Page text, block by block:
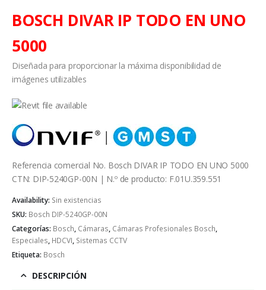
BOSCH DIVAR IP TODO EN UNO
5000
Diseñada para proporcionar la máxima disponibilidad de
imágenes utilizables
Referencia comercial No. Bosch DIVAR IP TODO EN UNO 5000
CTN: DIP-5240GP-00N | N.º de producto: F.01U.359.551
Availability: Sin existencias
SKU: Bosch DIP-5240GP-00N
Categorías: Bosch, Cámaras, Cámaras Profesionales Bosch,
Especiales, HDCVI, Sistemas CCTV
Etiqueta: Bosch
DESCRIPCIÓN